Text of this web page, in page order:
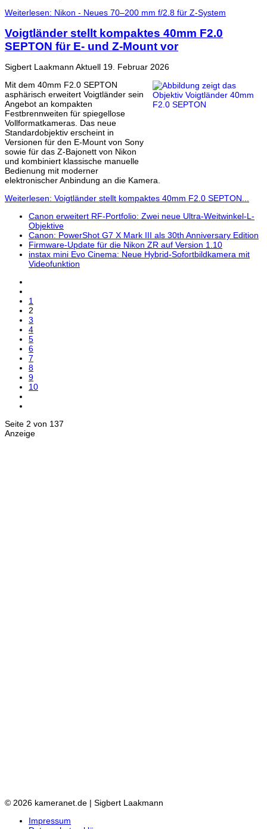
Weiterlesen: Nikon - Neues 70–200 mm f/2.8 für Z-System
Voigtländer stellt kompaktes 40mm F2.0
SEPTON für E- und Z-Mount vor
Sigbert Laakmann Aktuell 19. Februar 2026
Mit dem 40mm F2.0 SEPTON
asphärisch erweitert Voigtländer sein
Angebot an kompakten
Festbrennweiten für spiegellose
Vollformatkameras. Das neue
Standardobjektiv erscheint in
Versionen für den E-Mount von Sony
sowie für das Z-Bajonett von Nikon
und kombiniert klassische manuelle
Bedienung mit moderner
elektronischer Anbindung an die Kamera.
Weiterlesen: Voigtländer stellt kompaktes 40mm F2.0 SEPTON...
Canon erweitert RF-Portfolio: Zwei neue Ultra-Weitwinkel-L-
Objektive
Canon: PowerShot G7 X Mark III als 30th Anniversary Edition
Firmware-Update für die Nikon ZR auf Version 1.10
instax mini Evo Cinema: Neue Hybrid-Sofortbildkamera mit
Videofunktion
1
2
3
4
5
6
7
8
9
10
Seite 2 von 137
Anzeige
© 2026 kameranet.de | Sigbert Laakmann
Impressum